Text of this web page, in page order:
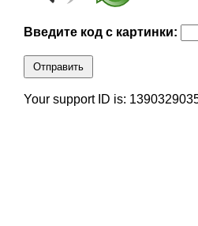
Введите код с картинки:
Отправить
Your support ID is: